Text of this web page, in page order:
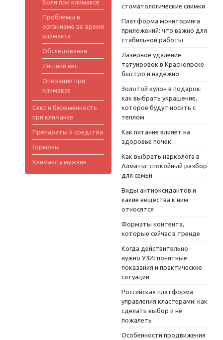
Боли при климаксе
Проблемы в
организме во время
климакса
Обследования
Лишний вес
Операции при
климаксе
Секс и беременность
при климаксе
Препараты и средства
Гормоны
Климакс у мужчин
стоматологические снимки
Платформа мониторинга
приложений: что важно для
стабильной работы
Лазерное удаление
татуировок в Красноярске
быстро и надежно
Золотой кулон в подарок:
как выбрать украшение,
которое будут носить с
теплом
Как питание влияет на
здоровье почек
Как выбрать нарколога в
Алматы: спокойный разбор
для семьи
Виды антиоксидантов и
какие вещества к ним
относятся
Форматы контента,
которые сейчас в тренде
Когда действительно
нужно УЗИ: понятные
показания и практические
ситуации
Российская платформа
управления кластерами: как
сделать выбор и не
пожалеть
Особенности продвижения